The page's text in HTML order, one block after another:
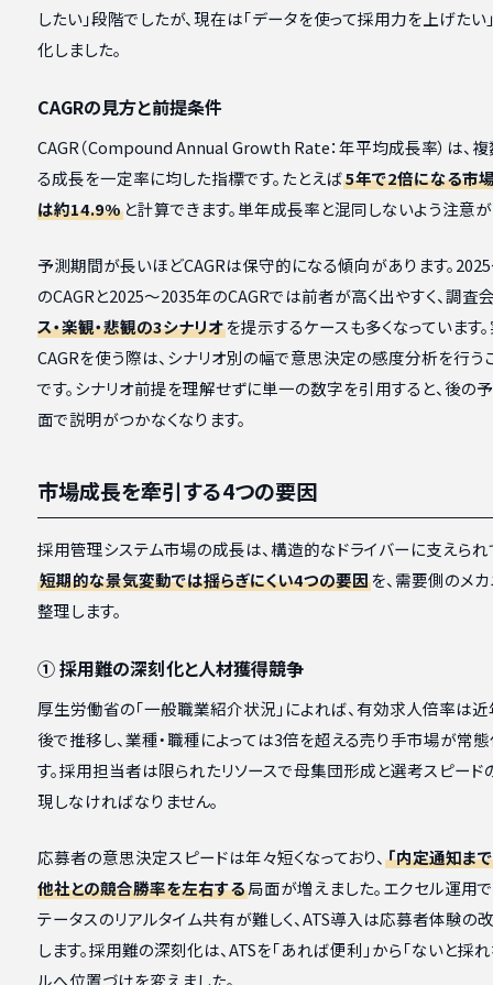
したい」段階でしたが、現在は「データを使って採用力を上げたい
化しました。
CAGRの見方と前提条件
CAGR（Compound Annual Growth Rate：年平均成長率）は、
る成長を一定率に均した指標です。たとえば5年で2倍になる市
は約14.9%と計算できます。単年成長率と混同しないよう注意が
予測期間が長いほどCAGRは保守的になる傾向があります。
のCAGRと2025〜2035年のCAGRでは前者が高く出やすく、調査
ス・楽観・悲観の3シナリオを提示するケースも多くなっています
CAGRを使う際は、シナリオ別の幅で意思決定の感度分析を行う
です。シナリオ前提を理解せずに単一の数字を引用すると、後の
面で説明がつかなくなります。
市場成長を牽引する4つの要因
採用管理システム市場の成長は、構造的なドライバーに支えられ
短期的な景気変動では揺らぎにくい4つの要因を、需要側のメ
整理します。
① 採用難の深刻化と人材獲得競争
厚生労働省の「一般職業紹介状況」によれば、有効求人倍率は
後で推移し、業種・職種によっては3倍を超える売り手市場が常
す。採用担当者は限られたリソースで母集団形成と選考スピード
現しなければなりません。
応募者の意思決定スピードは年々短くなっており、 「内定通知ま
他社との競合勝率を左右する局面が増えました。エクセル運用
テータスのリアルタイム共有が難しく、ATS導入は応募者体験の
します。採用難の深刻化は、ATSを「あれば便利」から「ないと採
ルへ位置づけを変えました。